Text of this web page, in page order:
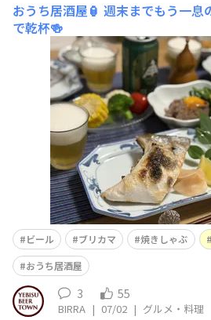
おうち居酒屋🏮 週末までもう一息
で乾杯🍻
ビール ブリカマ 焼きしゃぶ
おうち居酒屋
3 55
BIRRA | 07/02 | グルメ・料理